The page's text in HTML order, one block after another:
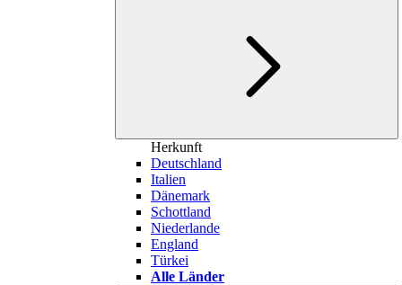
Herkunft
Deutschland
Italien
Dänemark
Schottland
Niederlande
England
Türkei
Alle Länder